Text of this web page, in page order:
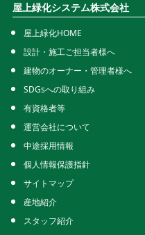
屋上緑化システム株式会社
屋上緑化HOME
設計・施工ご担当者様へ
建物のオーナー・管理者様へ
SDGsへの取り組み
有資格者等
運営会社について
中途採用情報
個人情報保護指針
サイトマップ
産地紹介
スタッフ紹介